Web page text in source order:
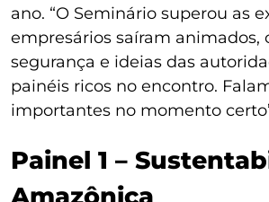
ano. “O Seminário superou as
empresários saíram animados,
segurança e ideias das
painéis ricos no encontro.
importantes no momento
Painel 1 –
Amazônica